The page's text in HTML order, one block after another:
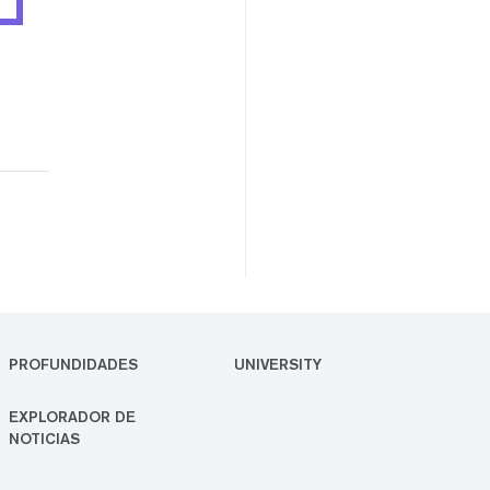
PROFUNDIDADES UNIVERSITY
EXPLORADOR DE
NOTICIAS